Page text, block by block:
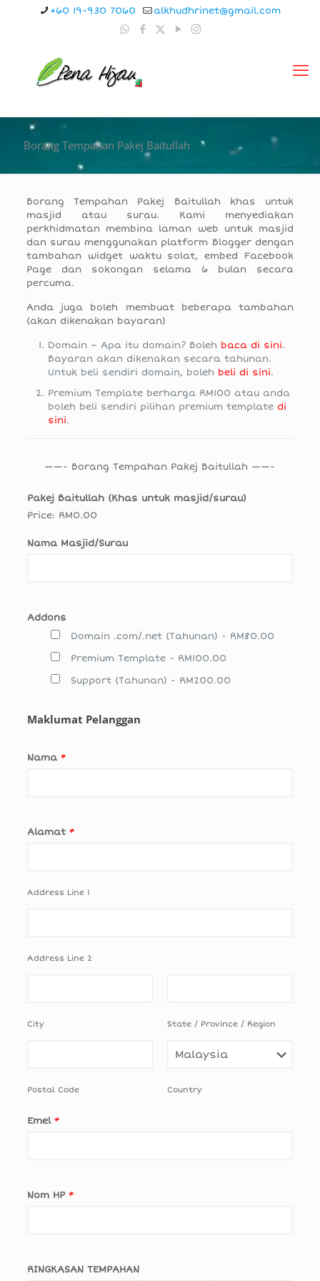
+60 19-930 7060 alkhudhrinet@gmail.com
Borang Tempahan Pakej Baitullah
Borang Tempahan Pakej Baitullah khas untuk
masjid atau surau. Kami menyediakan
perkhidmatan membina laman web untuk masjid
dan surau menggunakan platform Blogger dengan
tambahan widget waktu solat, embed Facebook
Page dan sokongan selama 6 bulan secara
percuma.
Anda juga boleh membuat beberapa tambahan
(akan dikenakan bayaran)
Domain – Apa itu domain? Boleh baca di sini.
Bayaran akan dikenakan secara tahunan.
Untuk beli sendiri domain, boleh beli di sini.
Premium Template berharga RM100 atau anda
boleh beli sendiri pilihan premium template di
sini.
——- Borang Tempahan Pakej Baitullah ——-
Pakej Baitullah (Khas untuk masjid/surau)
Price: RM0.00
Nama Masjid/Surau
Addons
Domain .com/.net (Tahunan) - RM80.00
Premium Template - RM100.00
Support (Tahunan) - RM200.00
Maklumat Pelanggan
Nama *
Alamat *
Address Line 1
Address Line 2
City State / Province / Region
Postal Code Country
Emel *
Nom HP *
RINGKASAN TEMPAHAN